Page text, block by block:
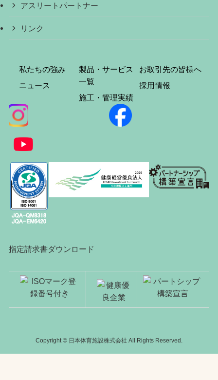
アスリートパートナー
リンク
私たちの強み
ニュース
製品・サービス
一覧
施工・管理実績
お取引先の皆様へ
採用情報
指定請求書ダウンロード
Copyright © 日本体育施設株式会社 All Rights Reserved.